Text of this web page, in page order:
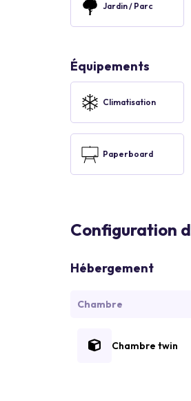
Jardin / Parc
Équipements
Climatisation
Paperboard
Configuration
Hébergement
Chambre
Chambre twin